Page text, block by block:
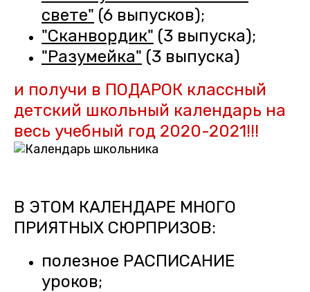
свете" (6 выпусков);
"Сканвордик" (3 выпуска);
"Разумейка" (3 выпуска)
и получи в ПОДАРОК классный
детский школьный календарь на
весь учебный год 2020-2021!!!
В ЭТОМ КАЛЕНДАРЕ МНОГО
ПРИЯТНЫХ СЮРПРИЗОВ:
полезное РАСПИСАНИЕ
уроков;